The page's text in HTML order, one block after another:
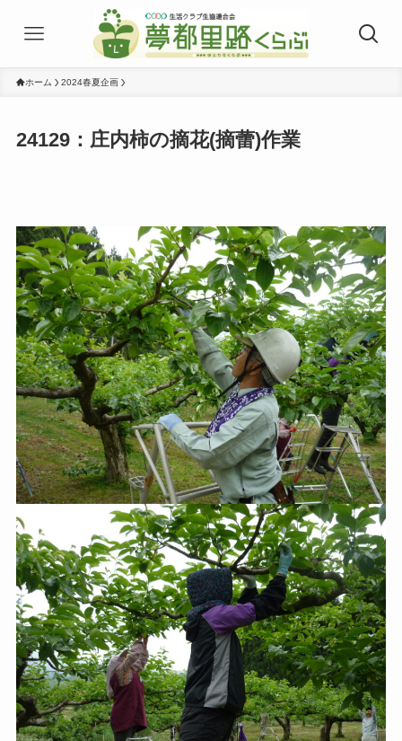
ホーム 2024春夏企画
24129：庄内柿の摘花(摘蕾)作業